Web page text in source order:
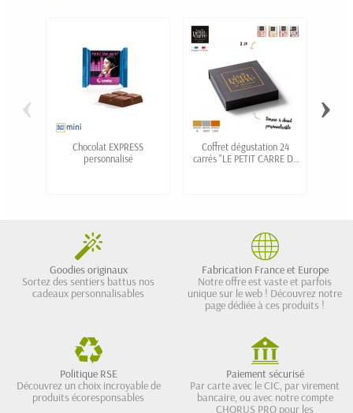
Chocolat EXPRESS
personnalisé
Coffret dégustation 24
carrés "LE PETIT CARRE DE
‹ ›
Goodies originaux
Sortez des sentiers battus nos
cadeaux personnalisables
Fabrication France et Europe
Notre offre est vaste et parfois
unique sur le web ! Découvrez notre
page dédiée à ces produits !
Politique RSE
Découvrez un choix incroyable de
produits écoresponsables
Paiement sécurisé
Par carte avec le CIC, par virement
bancaire, ou avec notre compte
CHORUS PRO pour les